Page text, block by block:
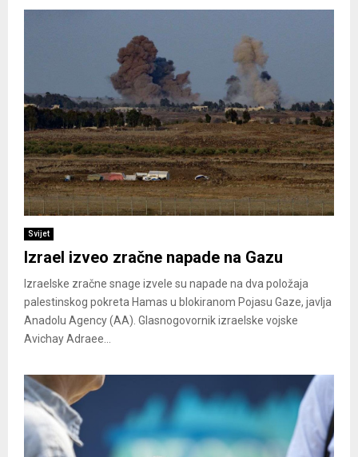
Svijet
Izrael izveo zračne napade na Gazu
Izraelske zračne snage izvele su napade na dva položaja
palestinskog pokreta Hamas u blokiranom Pojasu Gaze, javlja
Anadolu Agency (AA). Glasnogovornik izraelske vojske
Avichay Adraee...